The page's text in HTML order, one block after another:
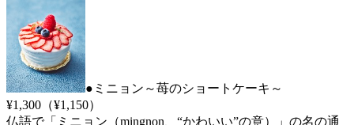
●ミニョン～苺のショートケーキ～
¥1,300（¥1,150）
仏語で「ミニョン（mingnon、“かわいい”の意）」の名の通